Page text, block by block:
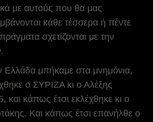
με αυτούς που θα μας
κάθε τέσσερα ή πέντε
σχετίζονται με την
Ελλάδα μπήκαμε στα μνημόνια,
ο ΣΥΡΙΖΑ κι ο Αλέξης
και κάπως έτσι εκλέχθηκε κι ο
Και κάπως έτσι επανήλθε ο